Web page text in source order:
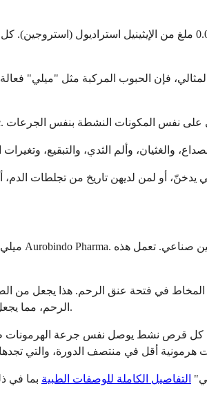
في فتحة عنق الرحم. هذا يجعل من
الرحم، مما يجعل الانغراس أقل احتمالاً حتى لو حدث الإخصاب بطريقة ما.
التفاصيل الكاملة للوصفات الطبية